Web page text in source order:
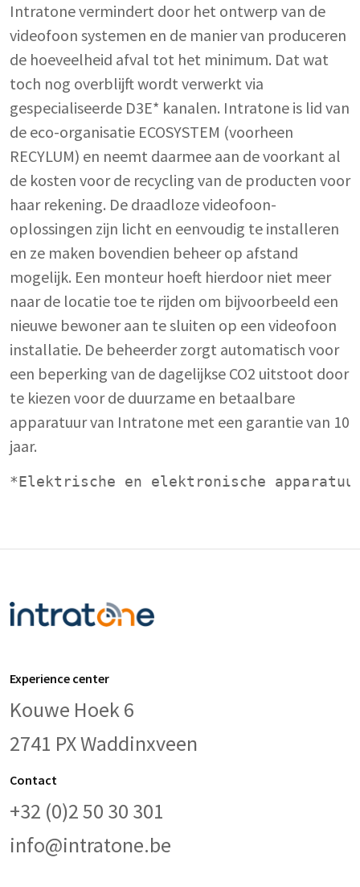
Intratone vermindert door het ontwerp van de
videofoon systemen en de manier van produceren
de hoeveelheid afval tot het minimum. Dat wat
toch nog overblijft wordt verwerkt via
gespecialiseerde D3E* kanalen. Intratone is lid van
de eco-organisatie ECOSYSTEM (voorheen
RECYLUM) en neemt daarmee aan de voorkant al
de kosten voor de recycling van de producten voor
haar rekening. De draadloze videofoon-
oplossingen zijn licht en eenvoudig te installeren
en ze maken bovendien beheer op afstand
mogelijk. Een monteur hoeft hierdoor niet meer
naar de locatie toe te rijden om bijvoorbeeld een
nieuwe bewoner aan te sluiten op een videofoon
installatie. De beheerder zorgt automatisch voor
een beperking van de dagelijkse CO2 uitstoot door
te kiezen voor de duurzame en betaalbare
apparatuur van Intratone met een garantie van 10
jaar.
*Elektrische en elektronische
Experience center
Kouwe Hoek 6
2741 PX Waddinxveen
Contact
+32 (0)2 50 30 301
info@intratone.be